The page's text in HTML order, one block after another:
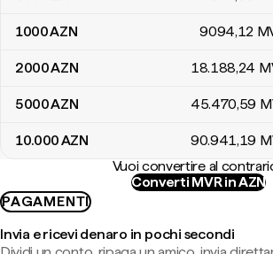
1000AZN 9094,12
2000AZN 18.188,24
5000AZN 45.470,59
10.000AZN 90.941,19
Vuoi convertire al
Converti MVR in AZN
PAGAMENTI
Invia e ricevi denaro in pochi secondi